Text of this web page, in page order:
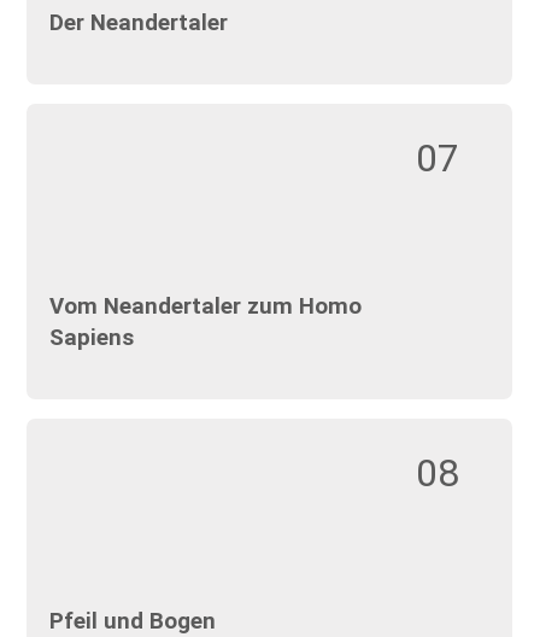
Der Neandertaler
07
Vom Neandertaler zum Homo
Sapiens
08
Pfeil und Bogen